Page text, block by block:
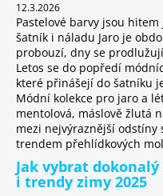
12.3.2026
Pastelové barvy jsou
šatník i náladu Jaro je
probouzí, dny se
Letos se do popředí
které přinášejí do šatníku
Módní kolekce pro jaro a
mentolová, máslově žlutá
mezi nejvýraznější odstíny
trendem přehlídkových
Jak vybrat
i trendy zimy 2025